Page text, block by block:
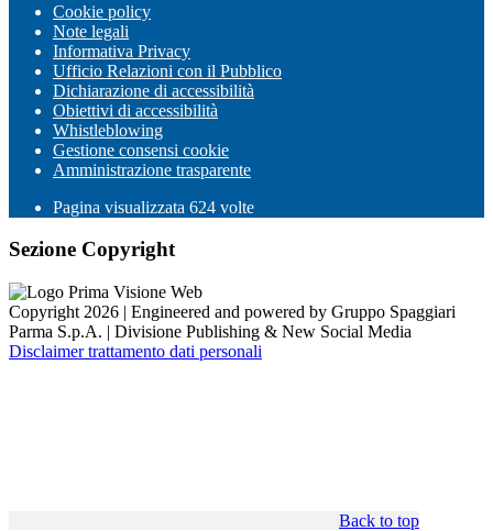
Cookie policy
Note legali
Informativa Privacy
Ufficio Relazioni con il Pubblico
Dichiarazione di accessibilità
Obiettivi di accessibilità
Whistleblowing
Gestione consensi cookie
Amministrazione trasparente
Pagina visualizzata 624 volte
Sezione Copyright
Copyright 2026 | Engineered and powered by Gruppo Spaggiari
Parma S.p.A. | Divisione Publishing & New Social Media
Disclaimer trattamento dati personali
Back to top